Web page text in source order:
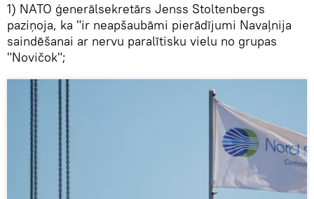
1) NATO ģenerālsekretārs Jenss Stoltenbergs
paziņoja, ka "ir neapšaubāmi pierādījumi Navaļnija
saindēšanai ar nervu paralītisku vielu no grupas
"Novičok";